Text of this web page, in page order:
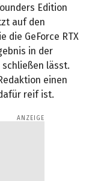
Edition
auf den
die GeForce RTX
in der
lässt.
einen
reif ist.